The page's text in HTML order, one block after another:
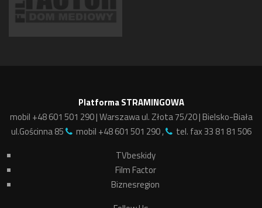
Platforma STRAMINGOWA
mobil +48 601 501 290 | Warszawa ul. Złota 75/20 | Bielsko-Biała
ul.Gościnna 85
mobil +48 601 501 290 ,
tel. fax 33 81 81 506
TVbeskidy
Film Factor
Biznesregion